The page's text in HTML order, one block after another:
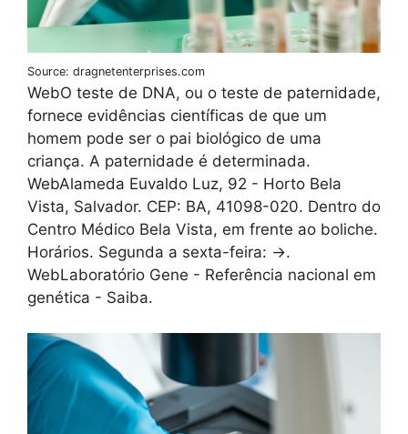
Source: dragnetenterprises.com
WebO teste de DNA, ou o teste de paternidade,
fornece evidências científicas de que um
homem pode ser o pai biológico de uma
criança. A paternidade é determinada.
WebAlameda Euvaldo Luz, 92 - Horto Bela
Vista, Salvador. CEP: BA, 41098-020. Dentro do
Centro Médico Bela Vista, em frente ao boliche.
Horários. Segunda a sexta-feira: ->.
WebLaboratório Gene - Referência nacional em
genética - Saiba.